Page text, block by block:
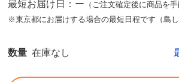
最短お届け日：ー （ご注文確定後に商品を手
※東京都にお届けする場合の最短日程です（島し
数量 在庫なし